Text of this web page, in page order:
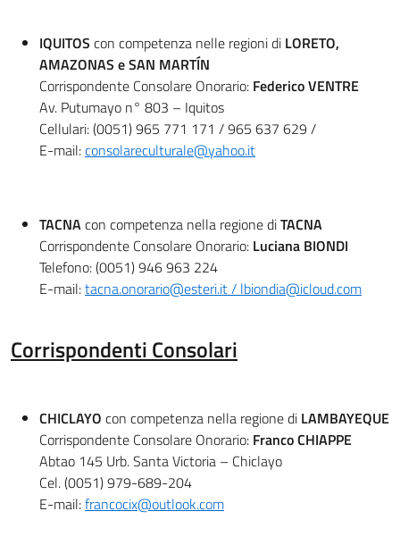
IQUITOS con competenza nelle regioni di LORETO,
AMAZONAS e SAN MARTÍN
Corrispondente Consolare Onorario: Federico VENTRE
Av. Putumayo n° 803 – Iquitos
Cellulari: (0051) 965 771 171 / 965 637 629 /
E-mail:consolareculturale@yahoo.it
TACNAcon competenza nella regione diTACNA
Corrispondente Consolare Onorario: Luciana BIONDI
Telefono: (0051) 946 963 224
E-mail:tacna.onorario@esteri.it / lbiondia@icloud.com
Corrispondenti Consolari
CHICLAYO con competenza nella regione di LAMBAYEQUE
Corrispondente Consolare Onorario: Franco CHIAPPE
Abtao 145 Urb. Santa Victoria – Chiclayo
Cel. (0051) 979-689-204
E-mail:francocix@outlook.com